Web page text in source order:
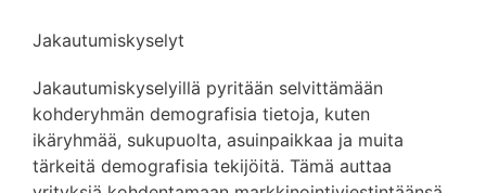
Jakautumiskyselyt
Jakautumiskyselyillä pyritään selvittämään
kohderyhmän demografisia tietoja, kuten
ikäryhmää, sukupuolta, asuinpaikkaa ja muita
tärkeitä demografisia tekijöitä. Tämä auttaa